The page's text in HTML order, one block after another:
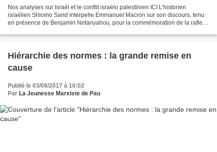
Nos analyses sur Israël et le conflit israélo palestinien ICI L’historien
israélien Shlomo Sand interpelle Emmanuel Macron sur son discours, tenu
en présence de Benjamin Netanyahou, pour la commémoration de la rafle
Hiérarchie des normes : la grande remise en
cause
Publié le 03/08/2017 à 10:02
Par La Jeunesse Marxiste de Pau